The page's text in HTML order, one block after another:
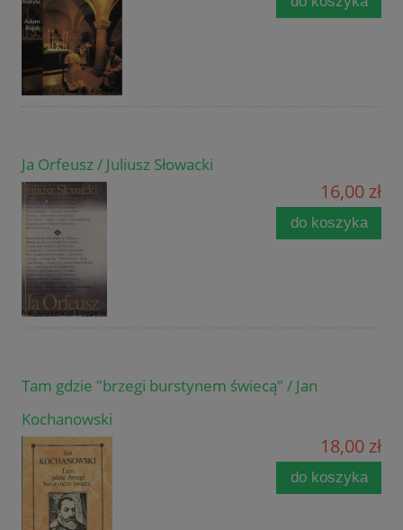
Ja Orfeusz / Juliusz Słowacki
16,00 zł
do koszyka
Tam gdzie "brzegi burstynem świecą" / Jan
Kochanowski
18,00 zł
do koszyka